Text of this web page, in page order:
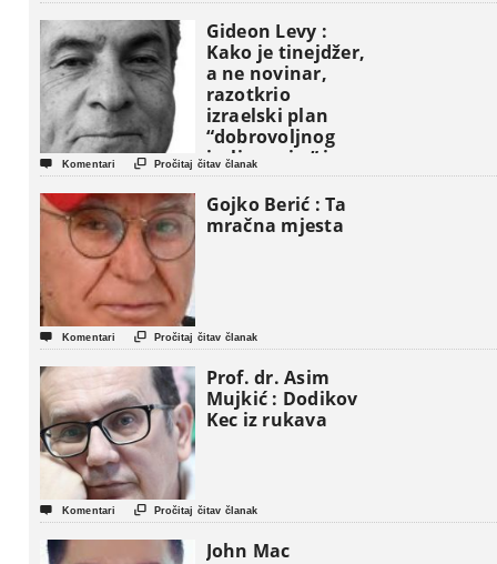
Gideon Levy :
Kako je tinejdžer,
a ne novinar,
razotkrio
izraelski plan
“dobrovoljnog
iseljavanja ” iz
Gaze
 Komentari  Pročitaj čitav članak
Gojko Berić : Ta
mračna mjesta
 Komentari  Pročitaj čitav članak
Prof. dr. Asim
Mujkić : Dodikov
Kec iz rukava
 Komentari  Pročitaj čitav članak
John Mac